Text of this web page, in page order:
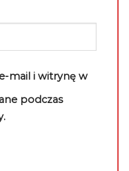
mail i witrynę w
podczas